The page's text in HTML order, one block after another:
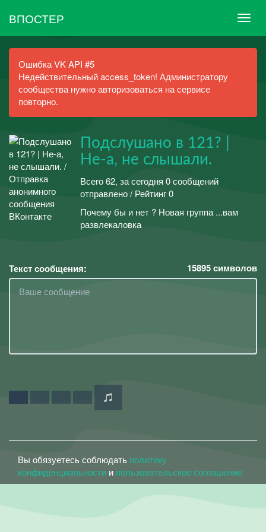
ВПОСТЕР
Ошибка VK API #5
Недействительный access_token! Администратору
сообщества нужно авторизоваться на сервисе
повторно.
Подслушано в 121? |
Не-а, не слышали.
Всего 62, за сегодня 0 сообщений
отправлено / Рейтинг 0
Почему бы и нет ? Новая группа ...вам
развлекаловка
Текст сообщения: 15895символов
Вы обязуетесь соблюдать политику
конфиденциальности и пользовательское соглашение